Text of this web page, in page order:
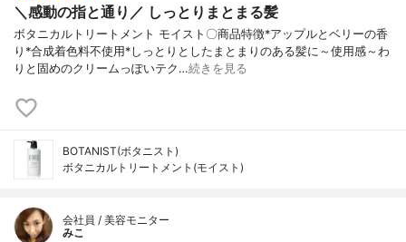
＼感動の指と通り／ しっとりまとまる髪
ボタニカルトリートメント モイスト〇商品特徴*アップルとベリーの香
り*合成着色料不使用*しっとりとしたまとまりのある髪に～使用感～わ
りと固めのクリームっぽいテク…続きを見る
BOTANIST(ボタニスト)
ボタニカルトリートメント(モイスト)
会社員 / 美容モニター
みこ